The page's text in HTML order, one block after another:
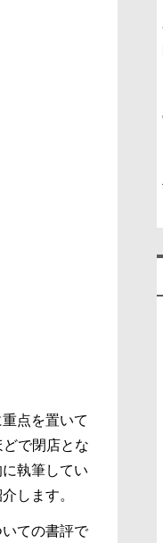
点を置いて
で閉店とな
執筆してい
します。
ての書評で